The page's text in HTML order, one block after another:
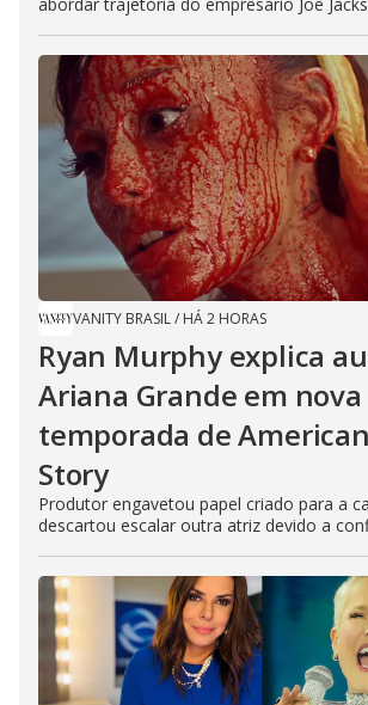
VANITY BRASIL/ HÁ 2 HORAS
Ryan Murphy explica
Ariana Grande em nova
temporada de
Story
Produtor engavetou papel criado para a
descartou escalar outra atriz devido a